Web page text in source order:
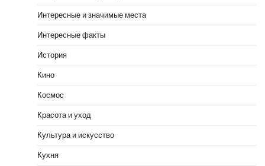
Интересные и значимые места
Интересные факты
История
Кино
Космос
Красота и уход
Культура и искусство
Кухня